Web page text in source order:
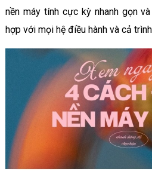
nền máy tính cực kỳ nhanh gọn
hợp với mọi hệ điều hành và cả